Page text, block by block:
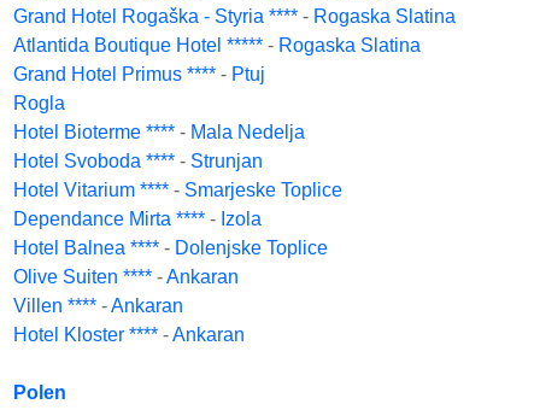
Grand Hotel Rogaška - Styria **** - Rogaska Slatina
Atlantida Boutique Hotel ***** - Rogaska Slatina
Grand Hotel Primus **** - Ptuj
Rogla
Hotel Bioterme **** - Mala Nedelja
Hotel Svoboda **** - Strunjan
Hotel Vitarium **** - Smarjeske Toplice
Dependance Mirta **** - Izola
Hotel Balnea **** - Dolenjske Toplice
Olive Suiten **** -Ankaran
Villen **** -Ankaran
Hotel Kloster **** -Ankaran
Polen